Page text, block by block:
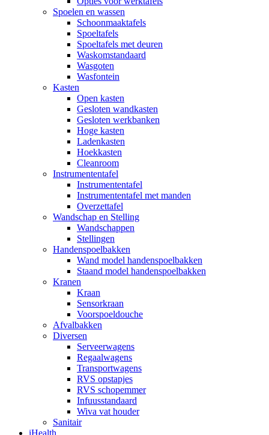
Spoelen en wassen
Schoonmaaktafels
Spoeltafels
Spoeltafels met deuren
Waskomstandaard
Wasgoten
Wasfontein
Kasten
Open kasten
Gesloten wandkasten
Gesloten werkbanken
Hoge kasten
Ladenkasten
Hoekkasten
Cleanroom
Instrumententafel
Instrumententafel
Instrumententafel met manden
Overzettafel
Wandschap en Stelling
Wandschappen
Stellingen
Handenspoelbakken
Wand model handenspoelbakken
Staand model handenspoelbakken
Kranen
Kraan
Sensorkraan
Voorspoeldouche
Afvalbakken
Diversen
Serveerwagens
Regaalwagens
Transportwagens
RVS opstapjes
RVS schopemmer
Infuusstandaard
Wiva vat houder
Sanitair
iHealth